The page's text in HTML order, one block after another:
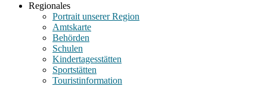
Regionales
Portrait unserer Region
Amtskarte
Behörden
Schulen
Kindertagesstätten
Sportstätten
Touristinformation